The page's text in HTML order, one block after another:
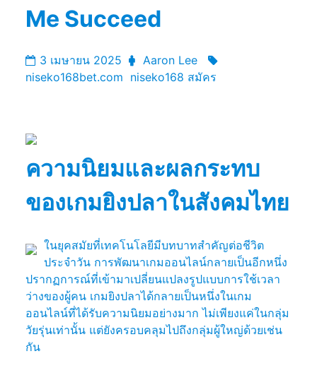
Me Succeed
3 เมษายน 2025
Aaron Lee
niseko168bet.com niseko168 สมัคร
ความนิยมและผลกระทบ
ของเกมยิงปลาในสังคมไทย
ในยุคสมัยที่เทคโนโลยีมีบทบาทสำคัญต่อชีวิต
ประจำวัน การพัฒนาเกมออนไลน์กลายเป็นอีกหนึ่ง
ปรากฏการณ์ที่เข้ามาเปลี่ยนแปลงรูปแบบการใช้เวลา
ว่างของผู้คน เกมยิงปลาได้กลายเป็นหนึ่งในเกม
ออนไลน์ที่ได้รับความนิยมอย่างมาก ไม่เพียงแค่ในกลุ่ม
วัยรุ่นเท่านั้น แต่ยังครอบคลุมไปถึงกลุ่มผู้ใหญ่ด้วยเช่น
กัน